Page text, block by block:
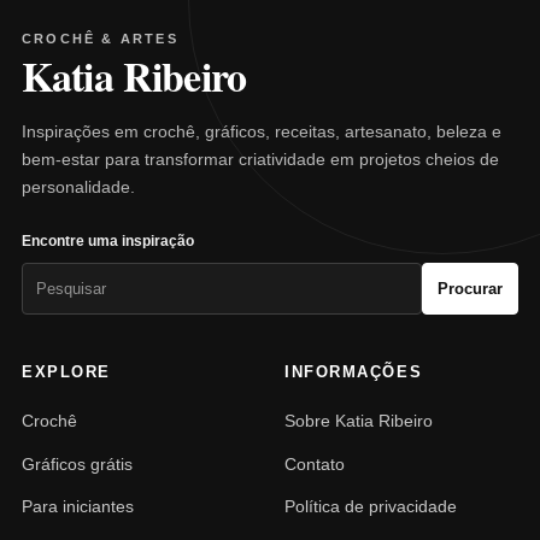
CROCHÊ & ARTES
Katia Ribeiro
Inspirações em crochê, gráficos, receitas, artesanato, beleza e
bem-estar para transformar criatividade em projetos cheios de
personalidade.
Encontre uma inspiração
Procurar
EXPLORE
Crochê
Gráficos grátis
Para iniciantes
INFORMAÇÕES
Sobre Katia Ribeiro
Contato
Política de privacidade